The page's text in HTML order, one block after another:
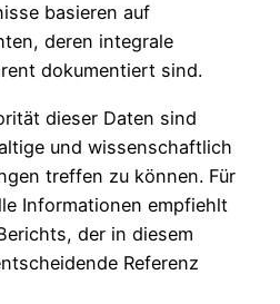
basieren auf
deren integrale
dokumentiert sind.
dieser Daten sind
und wissenschaftlich
treffen zu können. Für
Informationen empfiehlt
der in diesem
Referenz